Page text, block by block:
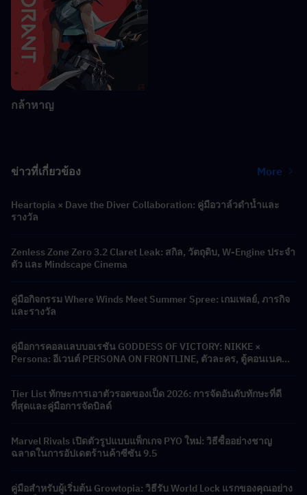
กล้าหาญ
ข่าวที่เกี่ยวข้อง More
Heartopia × Dave the Diver Collaboration: คู่มือวาล์วดำน้ำและ
รางวัล
Zenless Zone Zero 3.2 Claret Leak: สกิล, วัตถุดิบ, W-Engine ประจำ
ตัว และ Mindscape Cinema
คู่มือกิจกรรม Where Winds Meet Summer Spree: เกมเพลย์, ภารกิจ
และรางวัล
คู่มือการคอลแลบบอเรชัน GODDESS OF VICTORY: NIKKE ×
Persona: อีเวนต์ PERSONA ON FRONTLINE, ตัวละคร, ตู้คอนเนคชั่น
Tier List ทักษะการเอาตัวรอดของเป็ด 2026: การจัดอันดับทักษะที่ดี
ที่สุดและคู่มือการจัดบิลด์
Marvel Rivals เปิดตัวรูปแบบแพ็กเกจ PYO ใหม่: วิธีซื้ออย่างชาญ
ฉลาดในการอัปเดตร้านค้าซีซัน 9.5
คู่มือสำหรับผู้เริ่มต้น Growtopia: วิธีรับ World Lock แรกของคุณอย่าง